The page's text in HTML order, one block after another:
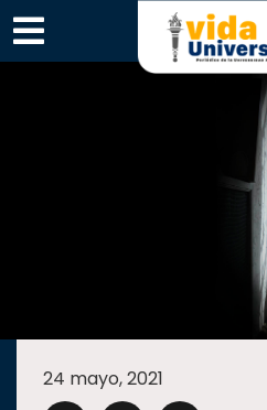
×
ACADEMIA
24 mayo, 2021